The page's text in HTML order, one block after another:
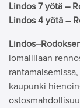
Lindos 7 yötä –
Lindos 4 yötä –
lomailllaan
kaupunki